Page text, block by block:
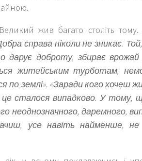
жив багато століть
справа ніколи не зникає.
дарує доброту, збирає врожай
житейським турботам,
по землі». «Заради кого хочеш
це сталося випадково. У тому,
неоднозначного, даремного,
усе навіть найменше,